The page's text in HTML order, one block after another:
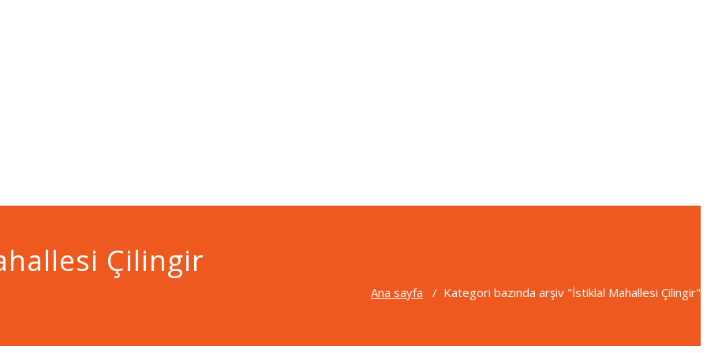
Çilingir
Ana sayfa / Kategori bazında arşiv "İstiklal Mahallesi Çilingir"